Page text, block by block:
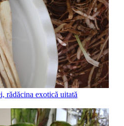
rădăcina exotică uitată